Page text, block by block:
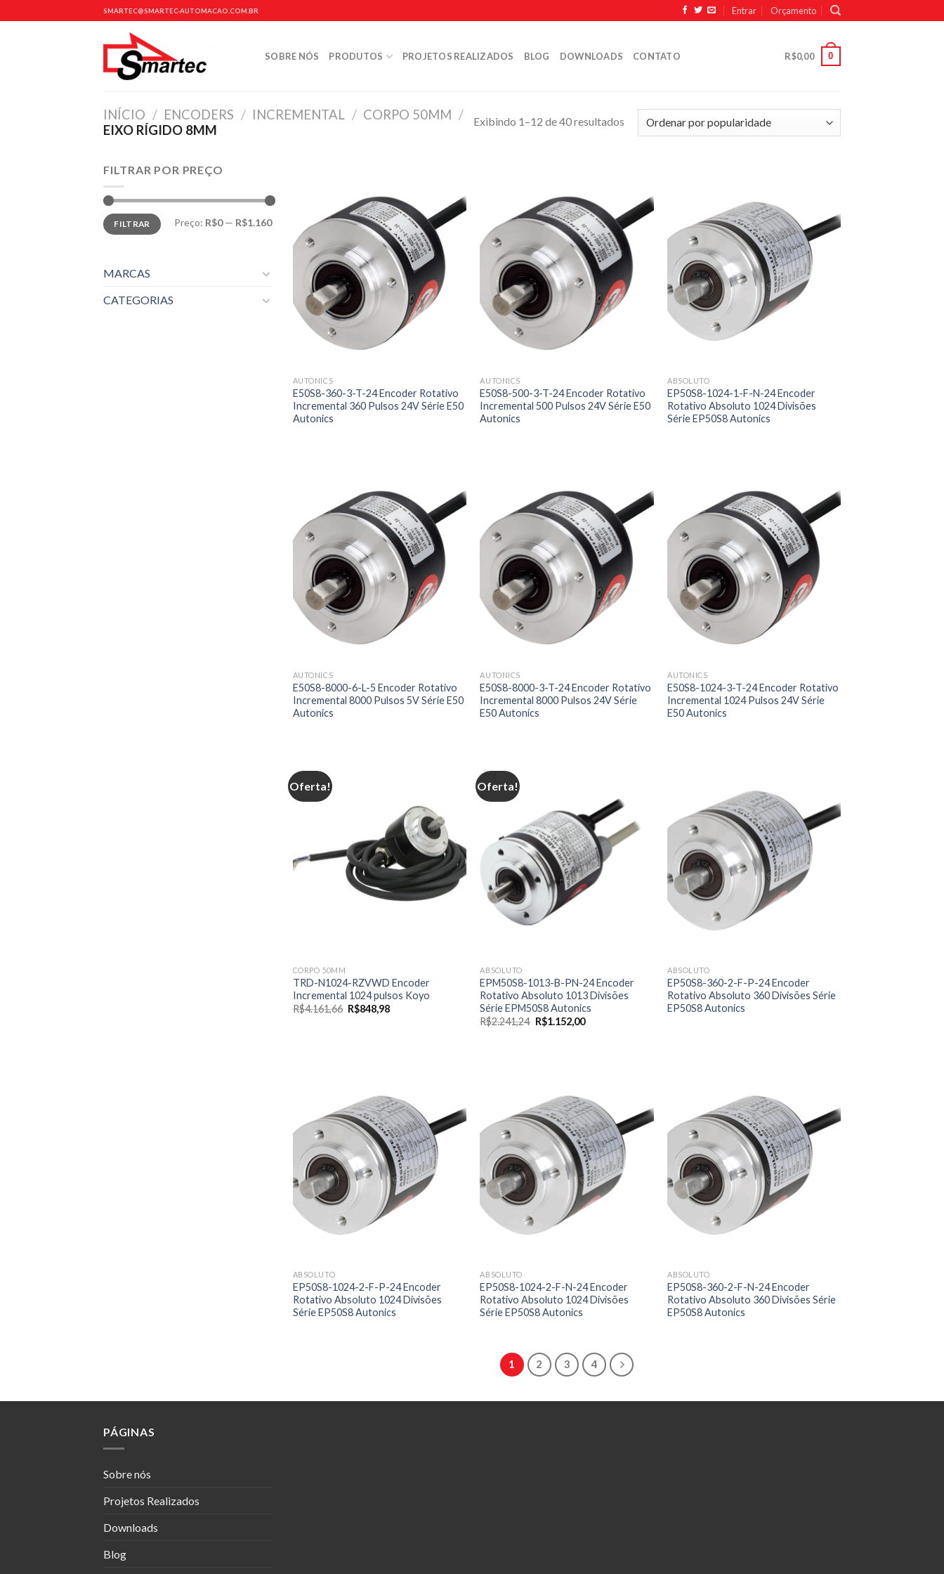
to
SMARTEC@SMARTEC-AUTOMACAO.COM.BR Entrar Orçamento
SOBRE NÓS PRODUTOS PROJETOS REALIZADOS BLOG DOWNLOADS CONTATO R$0,00 0
INÍCIO / ENCODERS / INCREMENTAL / CORPO 50MM /
EIXO RÍGIDO 8MM
Exibindo 1–12 de 40 resultados
FILTRAR POR PREÇO
Preço
mínimo
Preço
máximo
FILTRAR Preço: R$0— R$1.160
MARCAS
CATEGORIAS
AUTONICS
E50S8-360-3-T-24 Encoder Rotativo
Incremental 360 Pulsos 24V Série E50
Autonics
AUTONICS
E50S8-500-3-T-24 Encoder Rotativo
Incremental 500 Pulsos 24V Série E50
Autonics
ABSOLUTO
EP50S8-1024-1-F-N-24 Encoder
Rotativo Absoluto 1024 Divisões
Série EP50S8 Autonics
AUTONICS
E50S8-8000-6-L-5 Encoder Rotativo
Incremental 8000 Pulsos 5V Série E50
Autonics
AUTONICS
E50S8-8000-3-T-24 Encoder Rotativo
Incremental 8000 Pulsos 24V Série
E50 Autonics
AUTONICS
E50S8-1024-3-T-24 Encoder Rotativo
Incremental 1024 Pulsos 24V Série
E50 Autonics
Oferta!
CORPO 50MM
TRD-N1024-RZVWD Encoder
Incremental 1024 pulsos Koyo
R$4.161,66 O
preço
R$848,98O
Oferta!
ABSOLUTO
EPM50S8-1013-B-PN-24 Encoder
Rotativo Absoluto 1013 Divisões
Série EPM50S8 Autonics
R$2.241,24 O
preço
R$1.152,00O
ABSOLUTO
EP50S8-360-2-F-P-24 Encoder
Rotativo Absoluto 360 Divisões Série
EP50S8 Autonics
ABSOLUTO
EP50S8-1024-2-F-P-24 Encoder
Rotativo Absoluto 1024 Divisões
Série EP50S8 Autonics
ABSOLUTO
EP50S8-1024-2-F-N-24 Encoder
Rotativo Absoluto 1024 Divisões
Série EP50S8 Autonics
ABSOLUTO
EP50S8-360-2-F-N-24 Encoder
Rotativo Absoluto 360 Divisões Série
EP50S8 Autonics
1 2 3 4
PÁGINAS
Sobre nós
Projetos Realizados
Downloads
Blog